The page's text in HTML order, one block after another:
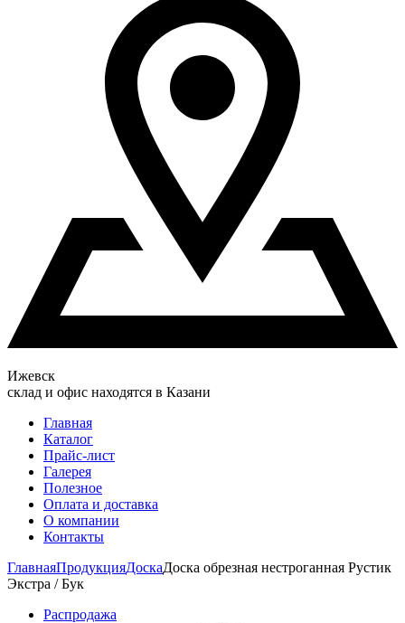
Ижевск
склад и офис находятся в Казани
Главная
Каталог
Прайс-лист
Галерея
Полезное
Оплата и доставка
О компании
Контакты
ГлавнаяПродукцияДоскаДоска обрезная нестроганная Рустик
Экстра / Бук
Распродажа